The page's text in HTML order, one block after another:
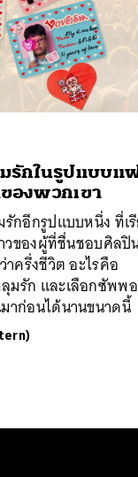
รักในรูปแบบแ
องพวกเขา
กอีกรูปแบบหนึ่ง ที่เ
วของผู้ที่ชื่นชอบศิลปิ
าครึ่งชีวิต อะไรคือ
มรัก และเลือกซัพพ
าก่อนได้นานขนาดนี้